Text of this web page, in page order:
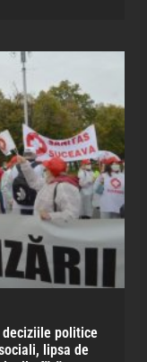
deciziile politice
lipsa de